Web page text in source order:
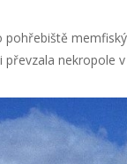
pohřebiště
převzala nekropole v